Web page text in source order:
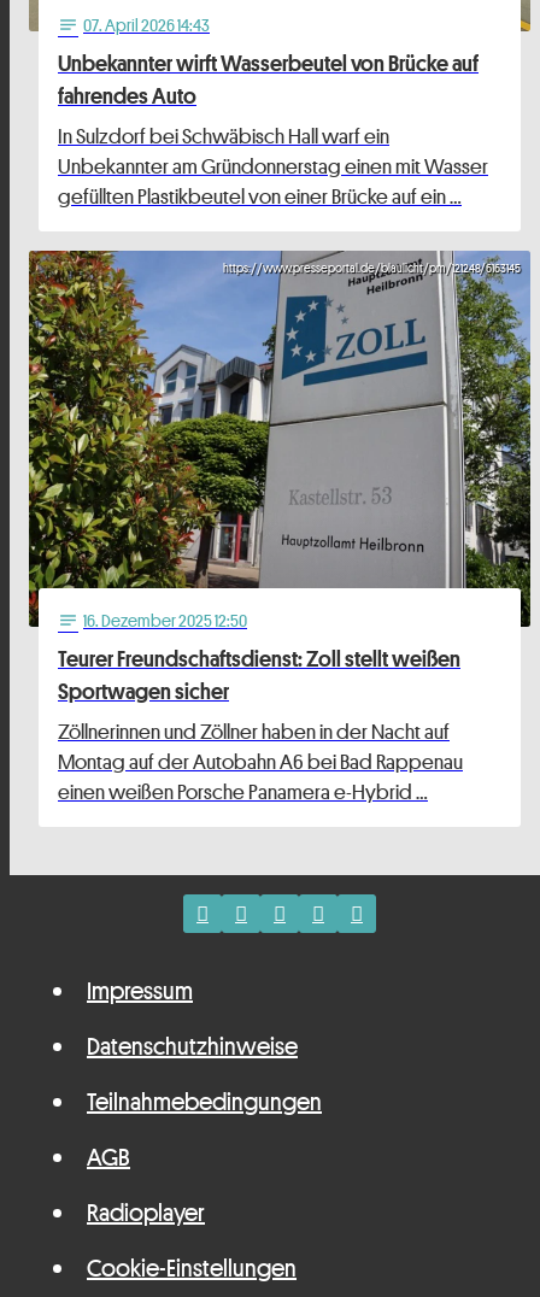
notes 07. April 2026 14:43
Unbekannter wirft Wasserbeutel von Brücke auf
fahrendes Auto
In Sulzdorf bei Schwäbisch Hall warf ein
Unbekannter am Gründonnerstag einen mit Wasser
gefüllten Plastikbeutel von einer Brücke auf ein …
https://www.presseportal.de/blaulicht/pm/121248/6163145
notes 16. Dezember 2025 12:50
Teurer Freundschaftsdienst: Zoll stellt weißen
Sportwagen sicher
Zöllnerinnen und Zöllner haben in der Nacht auf
Montag auf der Autobahn A6 bei Bad Rappenau
einen weißen Porsche Panamera e-Hybrid …
Impressum
Datenschutzhinweise
Teilnahmebedingungen
AGB
Radioplayer
Cookie-Einstellungen